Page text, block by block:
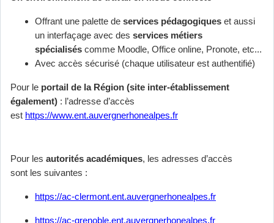
Offrant une palette de services pédagogiques et aussi
un interfaçage avec des services métiers
spécialisés comme Moodle, Office online, Pronote, etc...
Avec accès sécurisé (chaque utilisateur est authentifié)
Pour le portail de la Région (site inter-établissement
également) : l’adresse d’accès
est https://www.ent.auvergnerhonealpes.fr
Pour les autorités académiques, les adresses d’accès
sont les suivantes :
https://ac-clermont.ent.auvergnerhonealpes.fr
https://ac-grenoble.ent.auvergnerhonealpes.fr